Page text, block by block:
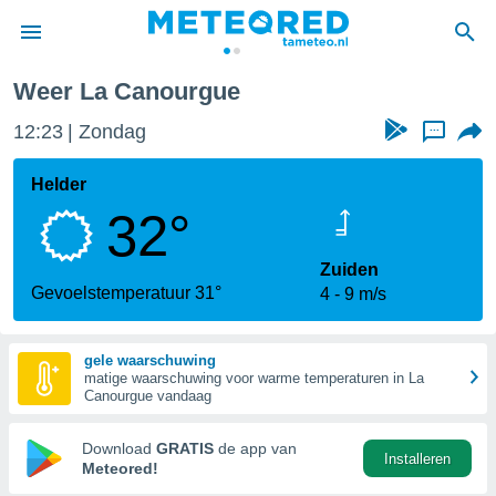
door
verstrekte
hoge
hebt de
voor
op basis
Weer La Canourgue
12:23 Zondag ...
Helder
32°
Gevoelstemperatuur 31°
Zuiden
4
9 m/s
gele waarschuwing
matige waarschuwing voor warme temperaturen in La
Canourgue vandaag
Download GRATIS de app van
Meteored!
Installeren